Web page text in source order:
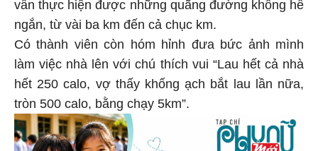
vẫn thực hiện được những quãng đường không hề
ngắn, từ vài ba km đến cả chục km.
Có thành viên còn hóm hỉnh đưa bức ảnh mình
làm việc nhà lên với chú thích vui “Lau hết cả nhà
hết 250 calo, vợ thấy khống ạch bắt lau lần nữa,
tròn 500 calo, bằng chạy 5km”.